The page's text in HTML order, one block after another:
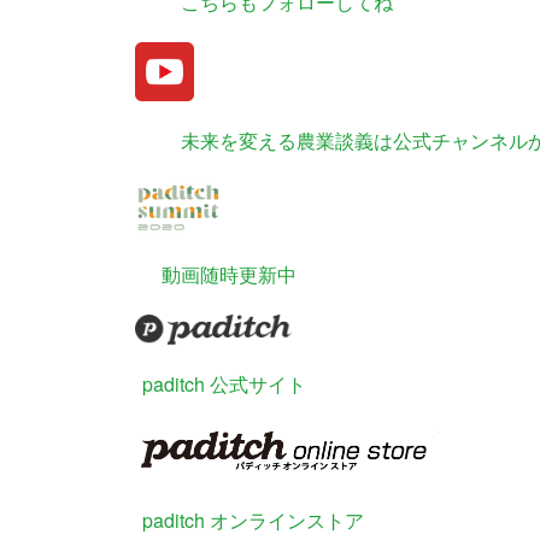
未来を変える農業談義は公式チャンネル
動画随時更新中
paditch 公式サイト
paditch オンラインストア